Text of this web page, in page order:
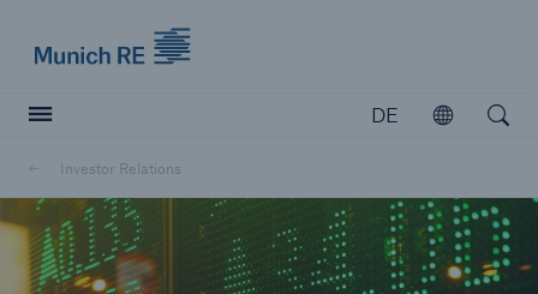
DE
Öffnen
Investor Relations
Versicherer